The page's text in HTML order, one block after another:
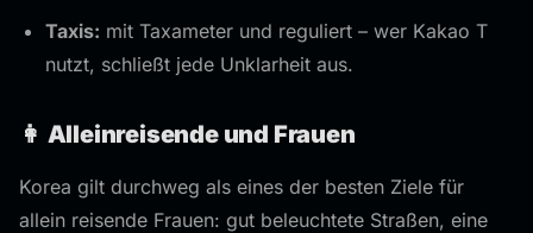
Taxis: mit Taxameter und reguliert – wer Kakao T
nutzt, schließt jede Unklarheit aus.
👩 Alleinreisende und Frauen
Korea gilt durchweg als eines der besten Ziele für
allein reisende Frauen: gut beleuchtete Straßen, eine